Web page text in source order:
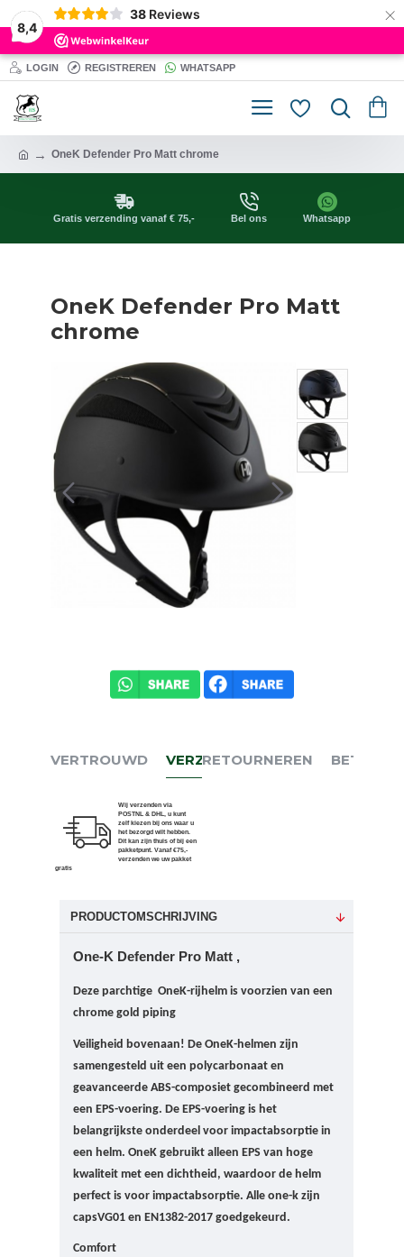
8,4
38 Reviews ×
LOGIN REGISTREREN WHATSAPP
OneK Defender Pro Matt chrome
Gratis verzending vanaf € 75,- Bel ons Whatsapp
OneK Defender Pro Matt
chrome
VERTROUWD VERZENDEN
Wij verzenden via
POSTNL & DHL, u kunt
zelf kiezen bij ons waar u
het bezorgd wilt hebben.
Dit kan zijn thuis of bij een
pakketpunt. Vanaf €75,-
verzenden we uw pakket
gratis
RETOURNEREN BETALEN
PRODUCTOMSCHRIJVING
One-K Defender Pro Matt ,
Deze parchtige OneK-rijhelm is voorzien van een
chrome gold piping
Veiligheid bovenaan! De OneK-helmen zijn
samengesteld uit een polycarbonaat en
geavanceerde ABS-composiet gecombineerd met
een EPS-voering. De EPS-voering is het
belangrijkste onderdeel voor impactabsorptie in
een helm. OneK gebruikt alleen EPS van hoge
kwaliteit met een dichtheid, waardoor de helm
perfect is voor impactabsorptie. Alle one-k zijn
capsVG01 en EN1382-2017 goedgekeurd.
Comfort